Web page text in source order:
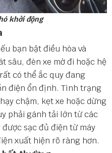
khởi động
bạn bật điều hòa và
sâu, đèn xe mờ đi hoặc hệ
có thể ắc quy đang
điện ổn định. Tình trạng
chậm, kẹt xe hoặc dừng
phải gánh tải lớn từ các
sạc đủ điện từ máy
xuất hiện rõ ràng hơn.